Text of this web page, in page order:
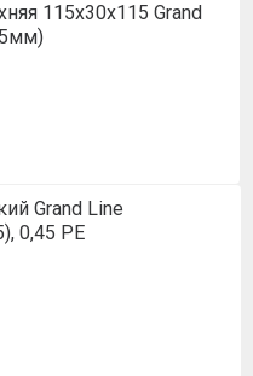
115х30х115 Grand
Grand Line
0,45 PE